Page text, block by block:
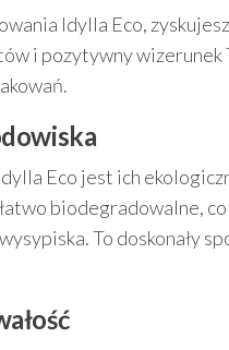
Idylla Eco,
i pozytywny
Eco jest ich
biodegradowalne,
To doskonały